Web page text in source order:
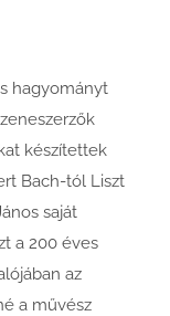
hagyományt
készítettek
Bach-tól Liszt
saját
a 200 éves
az
a művész